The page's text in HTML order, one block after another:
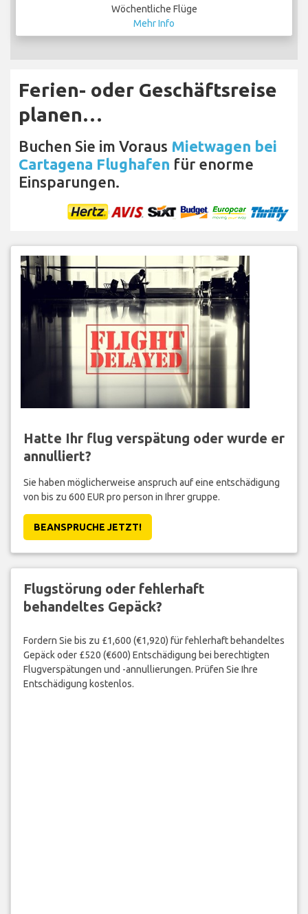
Wöchentliche Flüge
Mehr Info
Ferien- oder Geschäftsreise
planen…
Buchen Sie im Voraus Mietwagen bei
Cartagena Flughafen für enorme
Einsparungen.
Hatte Ihr flug verspätung oder wurde er
annulliert?
Sie haben möglicherweise anspruch auf eine entschädigung
von bis zu 600 EUR pro person in Ihrer gruppe.
BEANSPRUCHE JETZT!
Flugstörung oder fehlerhaft
behandeltes Gepäck?
Fordern Sie bis zu £1,600 (€1,920) für fehlerhaft behandeltes
Gepäck oder £520 (€600) Entschädigung bei berechtigten
Flugverspätungen und -annullierungen. Prüfen Sie Ihre
Entschädigung kostenlos.